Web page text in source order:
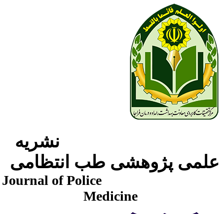
نشریه
پژوهشی طب انتظامی
Journal of Police
Medicine